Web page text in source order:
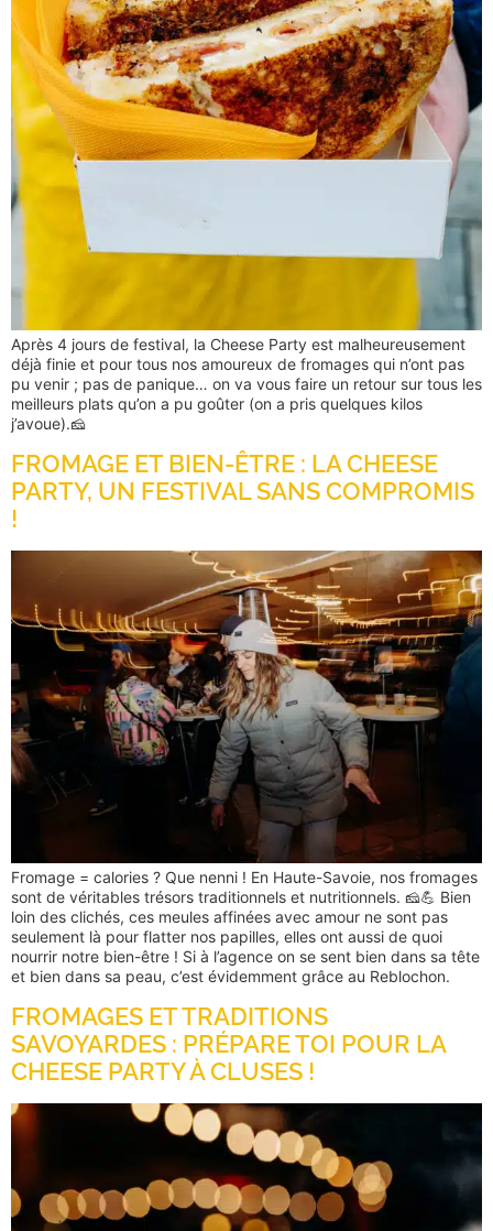
Après 4 jours de festival, la Cheese Party est malheureusement
déjà finie et pour tous nos amoureux de fromages qui n’ont pas
pu venir ; pas de panique… on va vous faire un retour sur tous les
meilleurs plats qu’on a pu goûter (on a pris quelques kilos
j’avoue).🧀
FROMAGE ET BIEN-ÊTRE : LA CHEESE
PARTY, UN FESTIVAL SANS COMPROMIS
!
Fromage = calories ? Que nenni ! En Haute-Savoie, nos fromages
sont de véritables trésors traditionnels et nutritionnels. 🧀💪 Bien
loin des clichés, ces meules affinées avec amour ne sont pas
seulement là pour flatter nos papilles, elles ont aussi de quoi
nourrir notre bien-être ! Si à l’agence on se sent bien dans sa tête
et bien dans sa peau, c’est évidemment grâce au Reblochon.
FROMAGES ET TRADITIONS
SAVOYARDES : PRÉPARE TOI POUR LA
CHEESE PARTY À CLUSES !